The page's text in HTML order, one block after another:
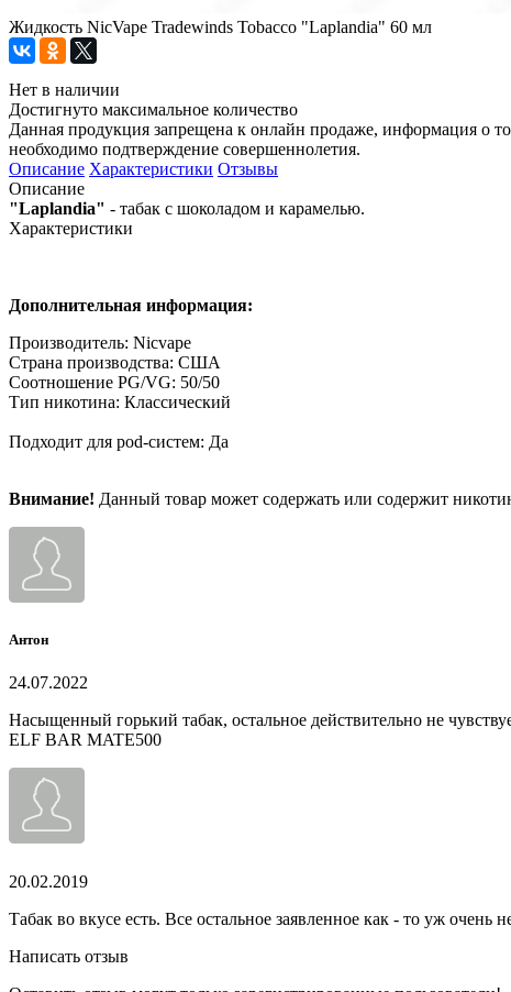
Жидкость NicVape Tradewinds Tobacco "Laplandia" 60 мл
Нет в наличии
Достигнуто максимальное количество
Данная продукция запрещена к онлайн продаже, информация о
необходимо подтверждение совершеннолетия.
Описание Характеристики Отзывы
Описание
"Laplandia" - табак с шоколадом и карамелью.
Характеристики
Дополнительная информация:
Производитель: Nicvape
Страна производства: США
Соотношение PG/VG: 50/50
Тип никотина: Классический
Подходит для pod-систем: Да
Внимание! Данный товар может содержать или содержит
Антон
24.07.2022
Насыщенный горький табак, остальное действительно не
ELF BAR MATE500
20.02.2019
Табак во вкусе есть. Все остальное заявленное как - то уж очень
Написать отзыв